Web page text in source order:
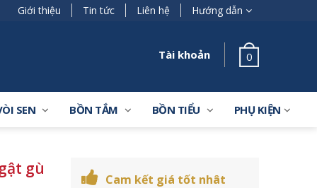
Giới thiệu Tin tức Liên hệ Hướng dẫn
Tài khoản 0
SEN BỒN TẮM BỒN TIỂU PHỤ KIỆN
gù
Cam kết giá tốt nhât